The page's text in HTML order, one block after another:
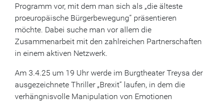
Programm vor, mit dem man sich als „die älteste
proeuropäische Bürgerbewegung“ präsentieren
möchte. Dabei suche man vor allem die
Zusammenarbeit mit den zahlreichen Partnerschaften
in einem aktiven Netzwerk.
Am 3.4.25 um 19 Uhr werde im Burgtheater Treysa der
ausgezeichnete Thriller „Brexit“ laufen, in dem die
verhängnisvolle Manipulation von Emotionen